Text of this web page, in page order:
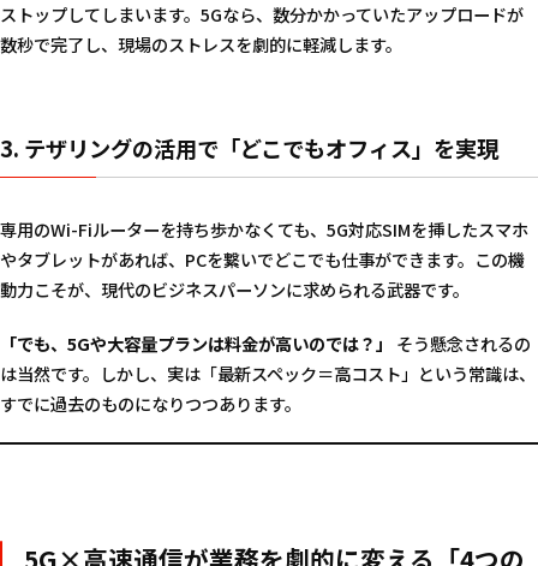
ストップしてしまいます。5Gなら、数分かかっていたアップロードが
数秒で完了し、現場のストレスを劇的に軽減します。
3. テザリングの活用で「どこでもオフィス」を実現
専用のWi-Fiルーターを持ち歩かなくても、5G対応SIMを挿したスマホ
やタブレットがあれば、PCを繋いでどこでも仕事ができます。この機
動力こそが、現代のビジネスパーソンに求められる武器です。
「でも、5Gや大容量プランは料金が高いのでは？」
そう懸念されるの
は当然です。しかし、実は「最新スペック＝高コスト」という常識は、
すでに過去のものになりつつあります。